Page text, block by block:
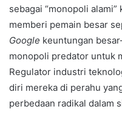
sebagai “monopoli
memberi pemain besar
Google keuntungan
monopoli predator untuk
Regulator industri
diri mereka di perahu
perbedaan radikal dalam